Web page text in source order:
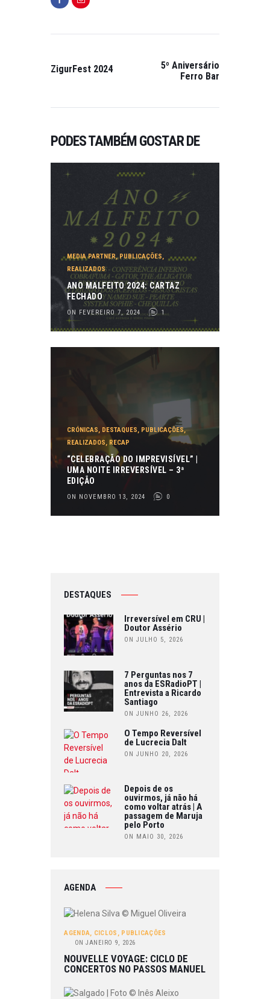
ZigurFest 2024
5º Aniversário
Ferro Bar
PODES TAMBÉM GOSTAR DE
MEDIA PARTNER,PUBLICAÇÕES,
REALIZADOS
ANO MALFEITO 2024: CARTAZ
FECHADO
ON FEVEREIRO 7, 2024 1
CRÓNICAS, DESTAQUES, PUBLICAÇÕES,
REALIZADOS, RECAP
“CELEBRAÇÃO DO IMPREVISÍVEL” |
UMA NOITE IRREVERSÍVEL – 3ª
EDIÇÃO
ON NOVEMBRO 13, 2024 0
DESTAQUES
Irreversível em CRU |
Doutor Assério
ON JULHO 5, 2026
7 Perguntas nos 7
anos da ESRadioPT |
Entrevista a Ricardo
Santiago
ON JUNHO 26, 2026
O Tempo Reversível
de Lucrecia Dalt
ON JUNHO 20, 2026
Depois de os
ouvirmos, já não há
como voltar atrás | A
passagem de Maruja
pelo Porto
ON MAIO 30, 2026
AGENDA
AGENDA, CICLOS , PUBLICAÇÕES
ON JANEIRO 9, 2026
NOUVELLE VOYAGE: CICLO DE
CONCERTOS NO PASSOS MANUEL